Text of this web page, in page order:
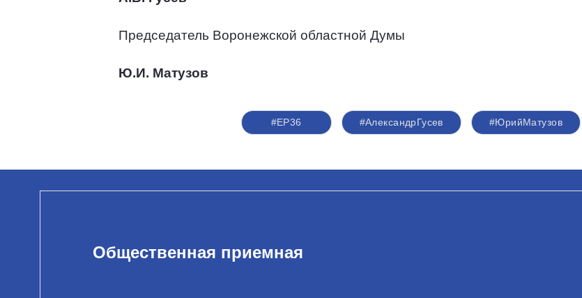
Председатель Воронежской областной Думы
Ю.И. Матузов
#ЕР36 #АлександрГусев #ЮрийМатузов
Общественная приемная